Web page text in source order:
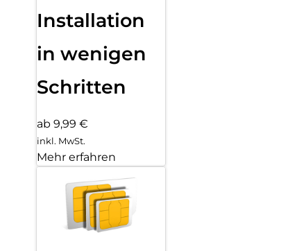
Installation
in wenigen
Schritten
ab 9,99 €
inkl. MwSt.
Mehr erfahren